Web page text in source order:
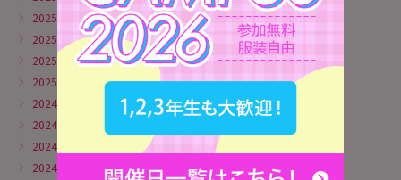
2025年4月
2025年3月
2025年2月
2025年1月
2024年12月
2024年11月
2024年10月
2024年8月